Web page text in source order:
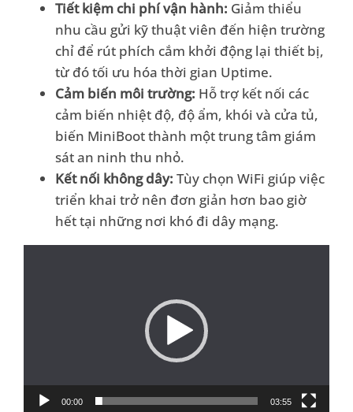
Tiết kiệm chi phí vận hành: Giảm thiểu
nhu cầu gửi kỹ thuật viên đến hiện trường
chỉ để rút phích cắm khởi động lại thiết bị,
từ đó tối ưu hóa thời gian Uptime.
Cảm biến môi trường: Hỗ trợ kết nối các
cảm biến nhiệt độ, độ ẩm, khói và cửa tủ,
biến MiniBoot thành một trung tâm giám
sát an ninh thu nhỏ.
Kết nối không dây: Tùy chọn WiFi giúp việc
triển khai trở nên đơn giản hơn bao giờ
hết tại những nơi khó đi dây mạng.
00:00 03:55